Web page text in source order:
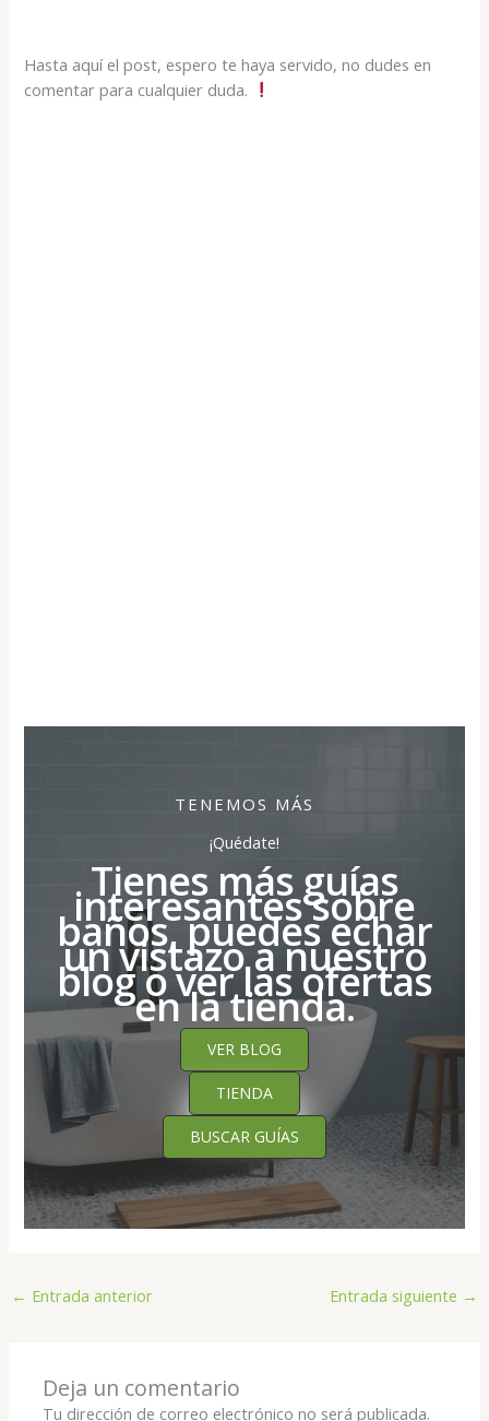
Hasta aquí el post, espero te haya servido, no dudes en
comentar para cualquier duda.
TENEMOS MÁS
¡Quédate!
Tienes más guías
interesantes sobre
baños, puedes echar
un vistazo a nuestro
blog o ver las ofertas
en la tienda.
VER BLOG
TIENDA
BUSCAR GUÍAS
← Entrada anterior Entrada siguiente →
Deja un comentario
Tu dirección de correo electrónico no será publicada.